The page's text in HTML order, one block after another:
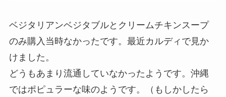
ベジタリアンベジタブルとクリームチキンスープ
のみ購入当時なかったです。最近カルディで見か
けました。
どうもあまり流通していなかったようです。沖縄
ではポピュラーな味のようです。（もしかしたら